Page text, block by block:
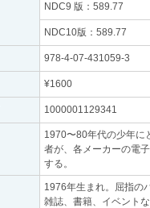
NDC9 版：589.77
NDC10版：589.77
978-4-07-431059-3
¥1600
1000001129341
1970〜80年代の少年に
者が、各メーカーの電
する。
1976年生まれ。屈指の
雑誌、書籍、イベント